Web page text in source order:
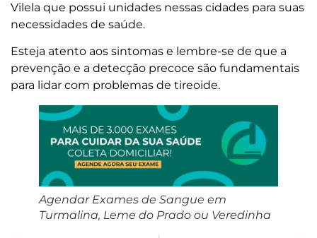
Vilela que possui unidades nessas cidades para suas
necessidades de saúde.
Esteja atento aos sintomas e lembre-se de que a
prevenção e a detecção precoce são fundamentais
para lidar com problemas de tireoide.
Agendar Exames de Sangue em
Turmalina, Leme do Prado ou Veredinha